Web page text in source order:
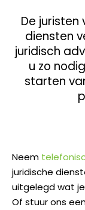
De juristen
diensten
juridisch
u zo
starten
Neem
juridische
uitgelegd wat
Of stuur ons